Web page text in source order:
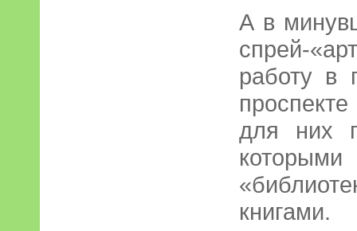
А в
спрей-
работу в
для них